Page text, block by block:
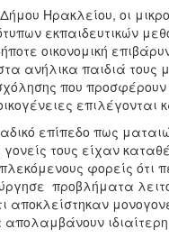
Ηρακλείου, οι
εκπαιδευτικών
οικονομική
ανήλικα παιδιά τους
που προσφέρουν
επιλέγονται
επίπεδο πως
τους είχαν
φορείς ότι
προβλήματα
απολαμβάνουν